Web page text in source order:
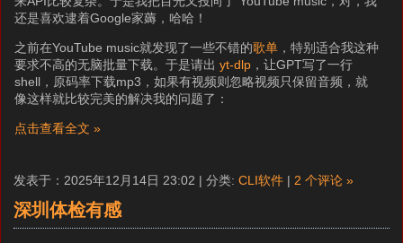
还是喜欢逮着Google家薅，哈哈！
之前在YouTube music就发现了一些不错的歌单 ，特别适合我这种
要求不高的无脑批量下载。于是请出yt-dlp ，让GPT写了一行
shell，原码率下载mp3，如果有视频则忽略视频只保留音频，就
像这样就比较完美的解决我的问题了：
点击查看全文 »
发表于：2025年12月14日 23:02 | 分类: CLI软件 | 2 个评论 »
深圳体检有感